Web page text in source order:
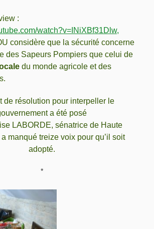
:
watch?v=INiXBf31Dlw,
considère que la sécurité concerne
des Sapeurs Pompiers que celui de
du monde agricole et des
de résolution pour interpeller le
a été posé
LABORDE, sénatrice de Haute
manqué treize voix pour qu’il soit
adopté.
*